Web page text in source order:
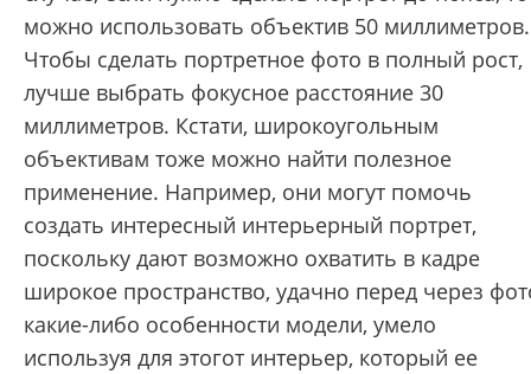
можно использовать объектив 50 миллиметров.
Чтобы сделать портретное фото в полный рост,
лучше выбрать фокусное расстояние 30
миллиметров. Кстати, широкоугольным
объективам тоже можно найти полезное
применение. Например, они могут помочь
создать интересный интерьерный портрет,
поскольку дают возможно охватить в кадре
широкое пространство, удачно перед через
какие-либо особенности модели, умело
используя для этогот интерьер, который ее